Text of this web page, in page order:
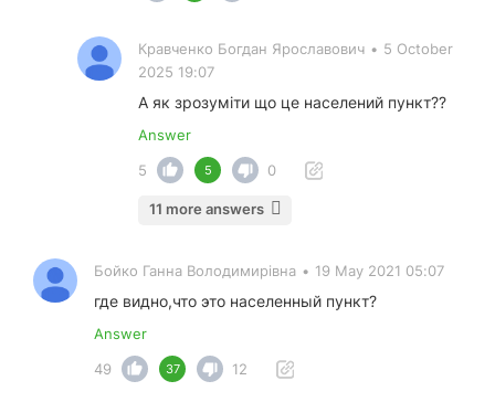
Кравченко Богдан Ярославович • 5 October
2025 19:07
А як зрозуміти що це населений пункт??
Answer
5
5 0
11 more answers
Бойко Ганна Володимирівна • 19 May 2021 05:07
где видно,что это населенный пункт?
Answer
49
37 12